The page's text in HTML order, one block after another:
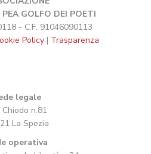
PEA GOLFO DEI POETI
- C.F. 91046090113
Policy| Trasparenza
legale
n.81
La Spezia
operativa